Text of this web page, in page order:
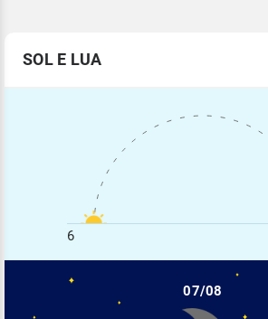
SOL E LUA
6
07/08